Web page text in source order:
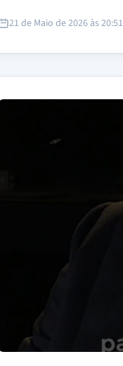
21 de Maio de 2026 às 20:51